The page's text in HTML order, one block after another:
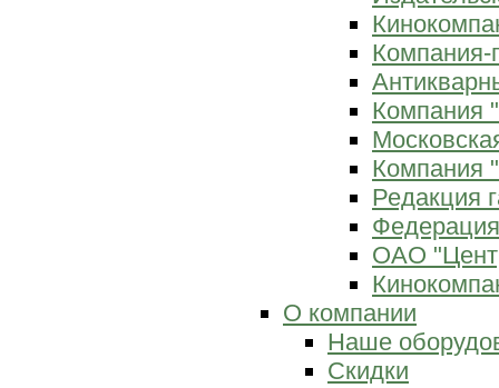
Компания-
Компания
Компания
Редакция
ОАО
О компании
Наше
Скидки